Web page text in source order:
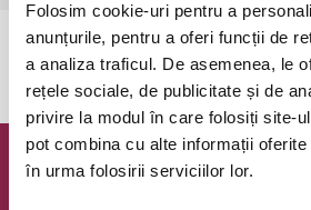
Folosim cookie-uri pentru a
anunțurile, pentru a oferi funcții de
a analiza traficul. De asemenea, le
rețele sociale, de publicitate și de
privire la modul în care folosiți site-
pot combina cu alte informații
în urma folosirii serviciilor lor.
Evenimentul a
Newsletter @